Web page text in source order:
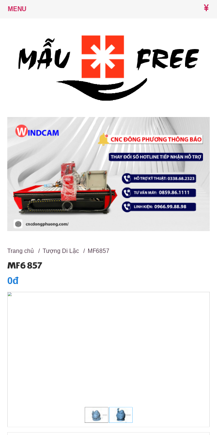
Trang chủ / Tượng Di Lặc / MF6857
MF6857
0đ